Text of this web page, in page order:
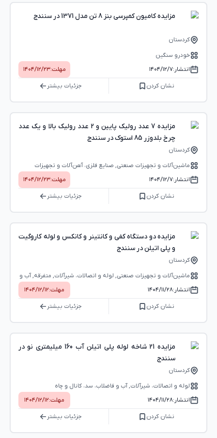
مزایده کامیون کمپرسی بنز 8 تن مدل 1371 در سنندج
کردستان
خودرو سنگین
انتشار:۱۴۰۴/۱۲/۷ مهلت:۱۴۰۴/۱۲/۲۳
نشان کردن جزئیات بیشتر
مزایده 7 عدد رولیک پایین و 2 عدد رولیک بالا و یک عدد
چرخ بلدوزر 85 استوک در سنندج
کردستان
ماشین‌آلات و تجهیزات صنعتی, صنایع فلزی، آهن‌آلات و تجهیزات
انتشار:۱۴۰۴/۱۲/۷ مهلت:۱۴۰۴/۱۲/۲۳
نشان کردن جزئیات بیشتر
مزایده دو دستگاه کفی و کانتینر و کانکس و لوله کاروگیت
و پلی اتیلن در سنندج
کردستان
ماشین‌آلات و تجهیزات صنعتی, لوله و اتصالات، شیرآلات, متفرقه, آب و
فاضلاب، سد، کانال و چاه
انتشار:۱۴۰۴/۱۱/۲۸ مهلت:۱۴۰۴/۱۲/۱۲
نشان کردن جزئیات بیشتر
مزایده 21 شاخه لوله پلی اتیلن آب 160 میلیمتری نو در
سنندج
کردستان
لوله و اتصالات، شیرآلات, آب و فاضلاب، سد، کانال و چاه
انتشار:۱۴۰۴/۱۱/۲۸ مهلت:۱۴۰۴/۱۲/۱۲
نشان کردن جزئیات بیشتر